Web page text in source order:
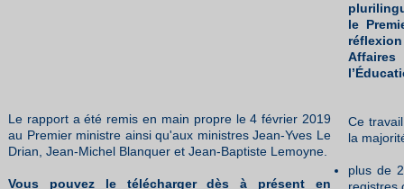
Le rapport a été remis en main propre le 4 février 2019
au Premier ministre ainsi qu'aux ministres Jean-Yves Le
Drian, Jean-Michel Blanquer et Jean-Baptiste Lemoyne.
Vous pouvez le télécharger dès à présent en
le
Ce
la
plus de